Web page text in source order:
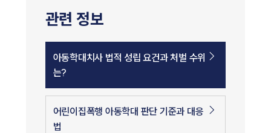
관련 정보
아동학대치사 법적 성립 요건과 처벌 수위
는?
어린이집폭행 아동학대 판단 기준과 대응
법